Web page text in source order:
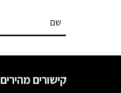
קישורים מהירים